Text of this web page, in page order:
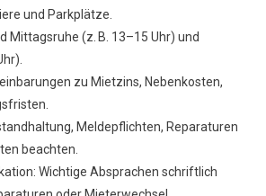
und Parkplätze.
Mittagsruhe (z. B. 13–15 Uhr) und
zu Mietzins, Nebenkosten,
Meldepflichten, Reparaturen
beachten.
Wichtige Absprachen schriftlich